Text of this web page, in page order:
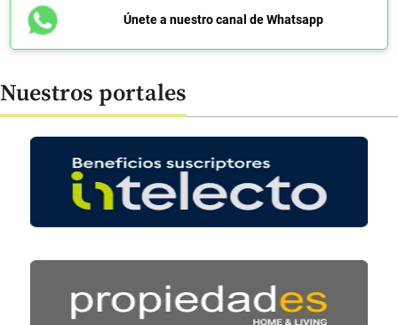
Únete a nuestro canal de Whatsapp
Nuestros portales